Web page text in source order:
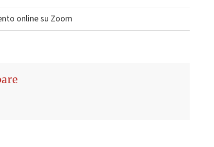
online su Zoom